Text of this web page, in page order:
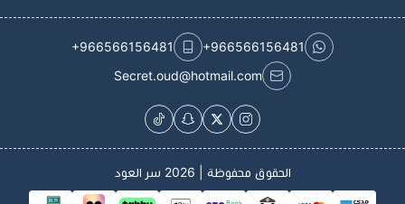
+966566156481
+966566156481
Secret.oud@hotmail.com
الحقوق محفوظة | 2026 سر العود